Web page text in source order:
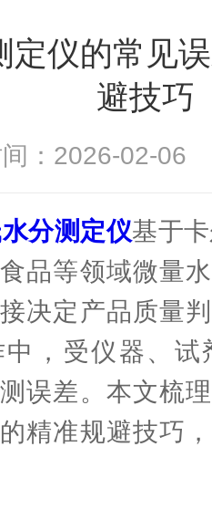
定仪的常见
避技巧
间：2026-02-
分测定仪基于
品等领域微量
决定产品质量
，受仪器、试
误差。本文梳
精准规避技巧